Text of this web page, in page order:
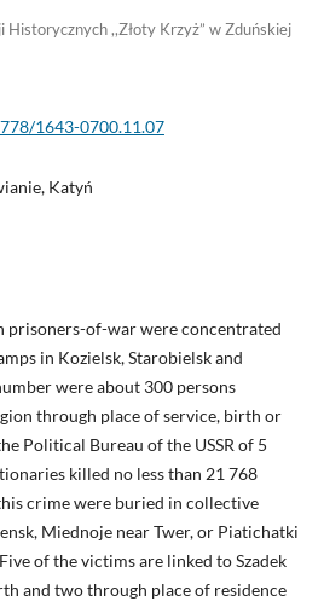
Historycznych ,,Złoty Krzyż” w Zduńskiej
1643-0700.11.07
Katyń
prisoners-of-war were concentrated
in Kozielsk, Starobielsk and
were about 300 persons
through place of service, birth or
Political Bureau of the USSR of 5
killed no less than 21 768
crime were buried in collective
Miednoje near Twer, or Piatichatki
of the victims are linked to Szadek
and two through place of residence